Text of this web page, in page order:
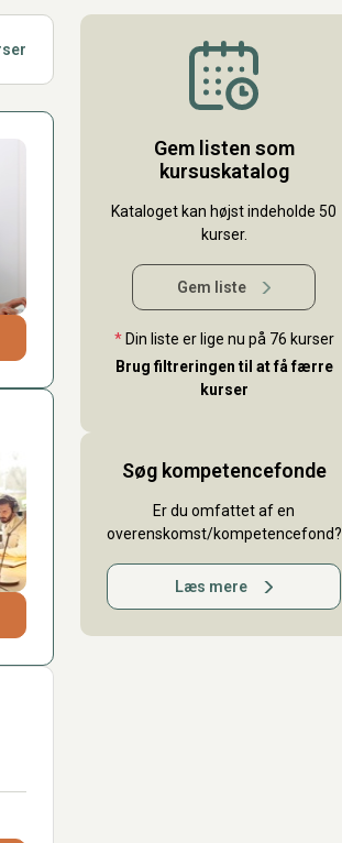
Gem listen som
kursuskatalog
Kataloget kan højst indeholde 50
kurser.
Gem liste
*Din liste er lige nu på 76 kurser
Brug filtreringen til at få færre
kurser
Søg kompetencefonde
Er du omfattet af en
overenskomst/kompetencefond?
Læs mere